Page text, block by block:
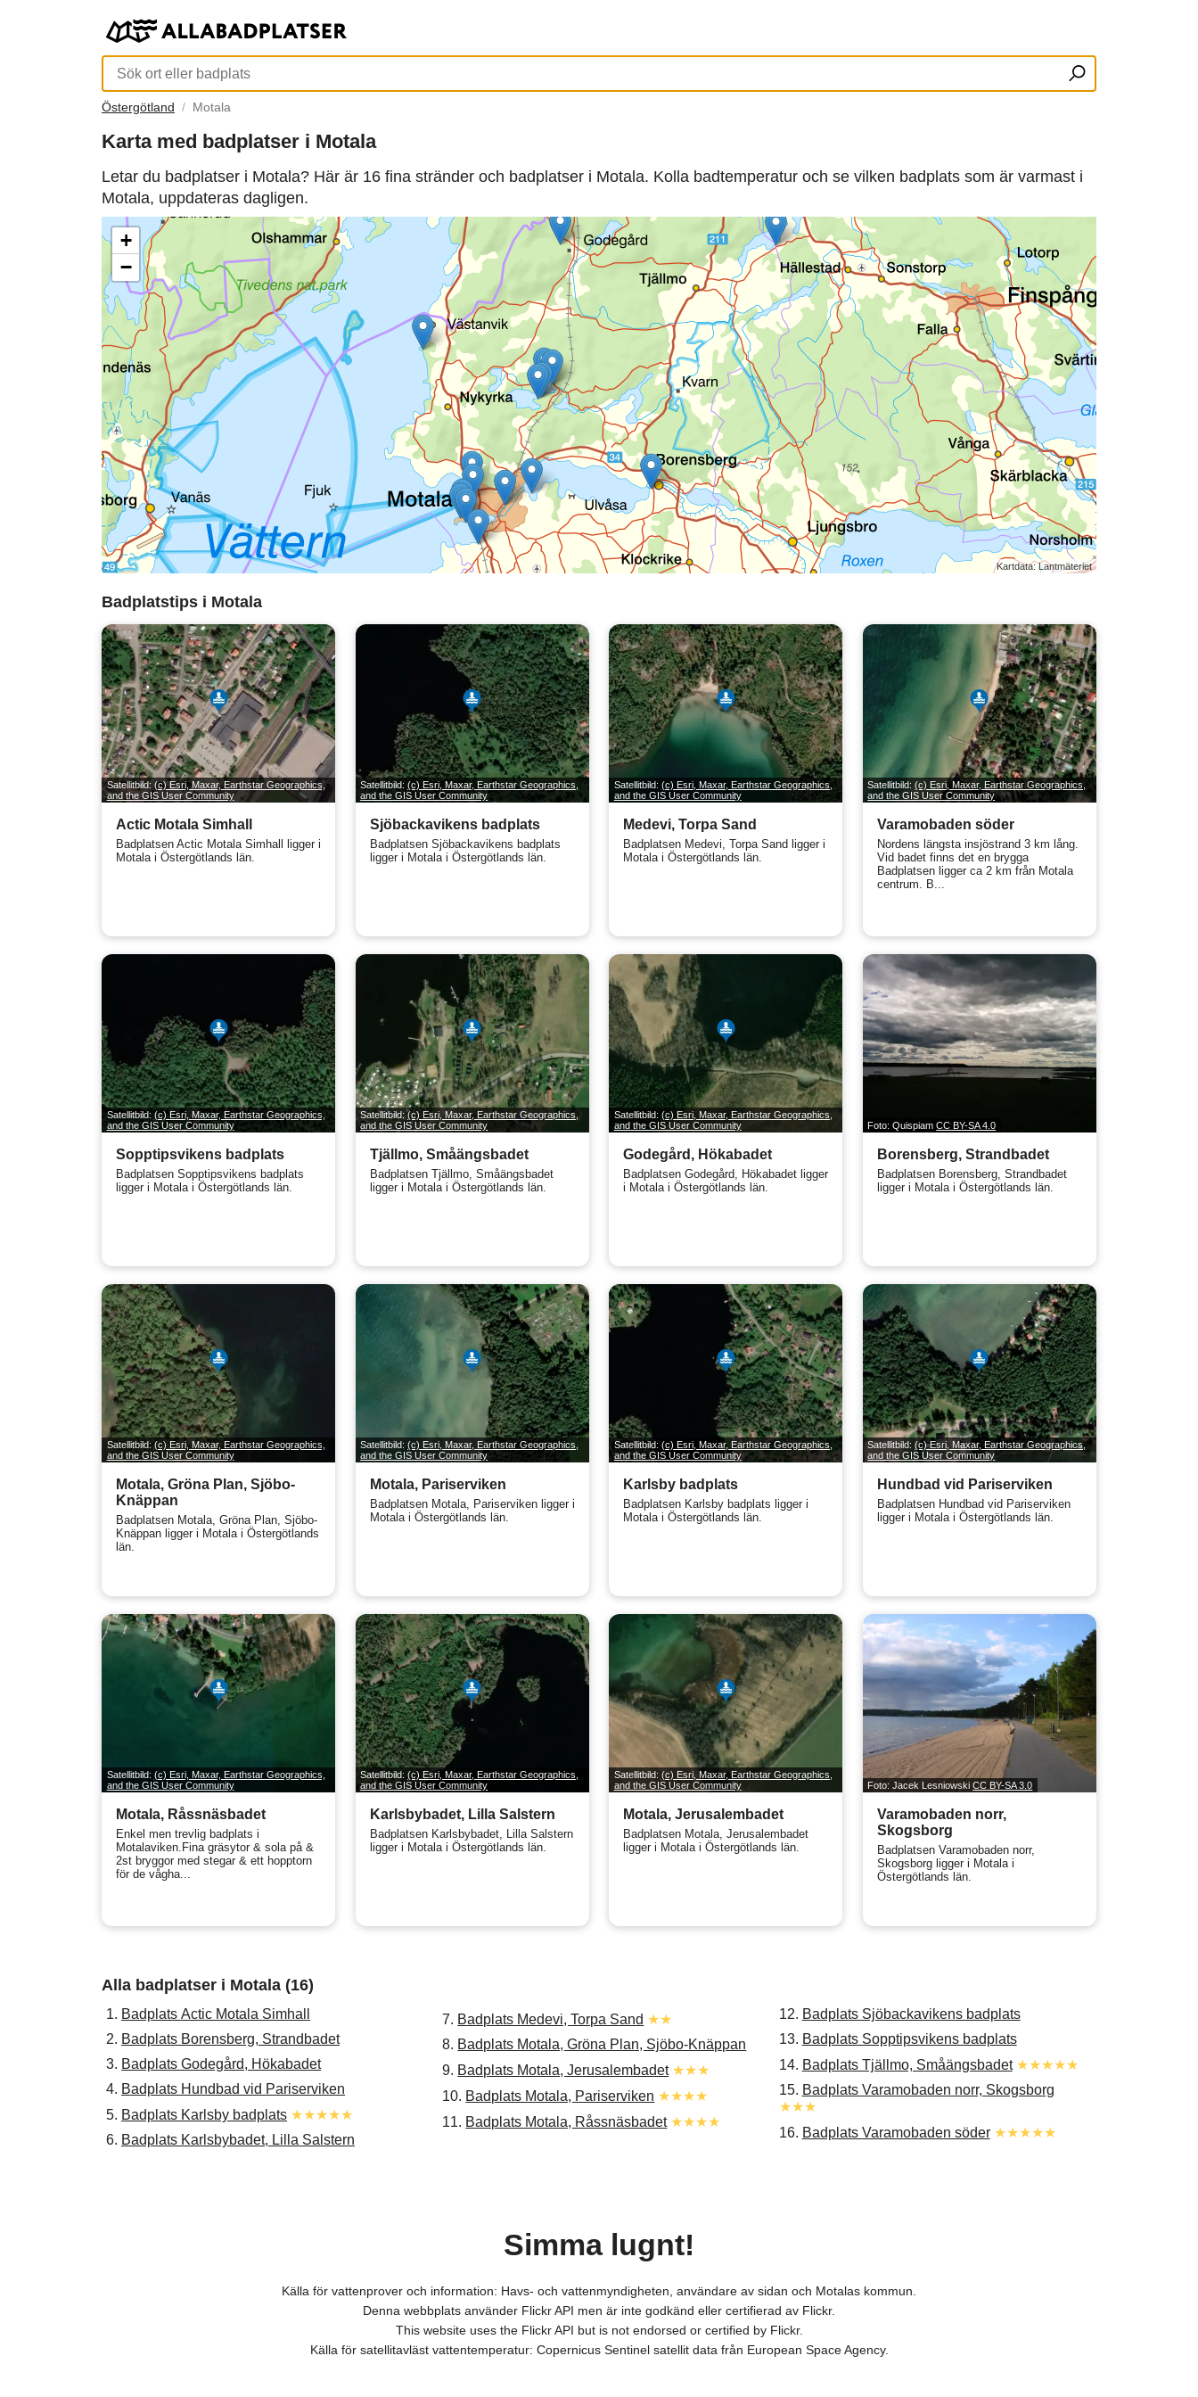
Östergötland Motala
Karta med badplatser i Motala
Letar du badplatser i Motala? Här är 16 fina stränder och badplatser i Motala. Kolla badtemperatur och se vilken badplats som är varmast i
Motala, uppdateras dagligen.
+
−
Kartdata: Lantmäteriet
Badplatstips i Motala
Satellitbild: (c) Esri, Maxar, Earthstar Geographics,
and the GIS User Community
Actic Motala Simhall
Badplatsen Actic Motala Simhall ligger i
Motala i Östergötlands län.
Satellitbild:(c) Esri, Maxar, Earthstar Geographics,
and the GIS User Community
Sjöbackavikens badplats
Badplatsen Sjöbackavikens badplats
ligger i Motala i Östergötlands län.
Satellitbild: (c) Esri, Maxar, Earthstar Geographics,
and the GIS User Community
Medevi, Torpa Sand
Badplatsen Medevi, Torpa Sand ligger i
Motala i Östergötlands län.
Satellitbild:(c) Esri, Maxar, Earthstar Geographics,
and the GIS User Community
Varamobaden söder
Nordens längsta insjöstrand 3 km lång.
Vid badet finns det en brygga
Badplatsen ligger ca 2 km från Motala
centrum. B...
Satellitbild: (c) Esri, Maxar, Earthstar Geographics,
and the GIS User Community
Sopptipsvikens badplats
Badplatsen Sopptipsvikens badplats
ligger i Motala i Östergötlands län.
Satellitbild:(c) Esri, Maxar, Earthstar Geographics,
and the GIS User Community
Tjällmo, Småängsbadet
Badplatsen Tjällmo, Småängsbadet
ligger i Motala i Östergötlands län.
Satellitbild: (c) Esri, Maxar, Earthstar Geographics,
and the GIS User Community
Godegård, Hökabadet
Badplatsen Godegård, Hökabadet ligger
i Motala i Östergötlands län.
Foto: QuispiamCC BY-SA 4.0
Borensberg, Strandbadet
Badplatsen Borensberg, Strandbadet
ligger i Motala i Östergötlands län.
Satellitbild: (c) Esri, Maxar, Earthstar Geographics,
and the GIS User Community
Motala, Gröna Plan, Sjöbo-
Knäppan
Badplatsen Motala, Gröna Plan, Sjöbo-
Knäppan ligger i Motala i Östergötlands
län.
Satellitbild:(c) Esri, Maxar, Earthstar Geographics,
and the GIS User Community
Motala, Pariserviken
Badplatsen Motala, Pariserviken ligger i
Motala i Östergötlands län.
Satellitbild: (c) Esri, Maxar, Earthstar Geographics,
and the GIS User Community
Karlsby badplats
Badplatsen Karlsby badplats ligger i
Motala i Östergötlands län.
Satellitbild:(c) Esri, Maxar, Earthstar Geographics,
and the GIS User Community
Hundbad vid Pariserviken
Badplatsen Hundbad vid Pariserviken
ligger i Motala i Östergötlands län.
Satellitbild: (c) Esri, Maxar, Earthstar Geographics,
and the GIS User Community
Motala, Råssnäsbadet
Enkel men trevlig badplats i
Motalaviken.Fina gräsytor & sola på &
2st bryggor med stegar & ett hopptorn
för de vågha...
Satellitbild:(c) Esri, Maxar, Earthstar Geographics,
and the GIS User Community
Karlsbybadet, Lilla Salstern
Badplatsen Karlsbybadet, Lilla Salstern
ligger i Motala i Östergötlands län.
Satellitbild: (c) Esri, Maxar, Earthstar Geographics,
and the GIS User Community
Motala, Jerusalembadet
Badplatsen Motala, Jerusalembadet
ligger i Motala i Östergötlands län.
Foto: Jacek LesniowskiCC BY-SA 3.0
Varamobaden norr,
Skogsborg
Badplatsen Varamobaden norr,
Skogsborg ligger i Motala i
Östergötlands län.
Alla badplatser i Motala (16)
1. Badplats Actic Motala Simhall
2. Badplats Borensberg, Strandbadet
3. Badplats Godegård, Hökabadet
4. Badplats Hundbad vid Pariserviken
5. Badplats Karlsby badplats ★★★★★
6. Badplats Karlsbybadet, Lilla Salstern
7. Badplats Medevi, Torpa Sand ★★
8. Badplats Motala, Gröna Plan, Sjöbo-Knäppan
9. Badplats Motala, Jerusalembadet ★★★
10. Badplats Motala, Pariserviken ★★★★
11. Badplats Motala, Råssnäsbadet ★★★★
12. Badplats Sjöbackavikens badplats
13. Badplats Sopptipsvikens badplats
14. Badplats Tjällmo, Småängsbadet ★★★★★
15. Badplats Varamobaden norr, Skogsborg
★★★
16. Badplats Varamobaden söder ★★★★★
Simma lugnt!
Källa för vattenprover och information: Havs- och vattenmyndigheten, användare av sidan och Motalas kommun.
Denna webbplats använder Flickr API men är inte godkänd eller certifierad av Flickr.
This website uses the Flickr API but is not endorsed or certified by Flickr.
Källa för satellitavläst vattentemperatur: Copernicus Sentinel satellit data från European Space Agency.